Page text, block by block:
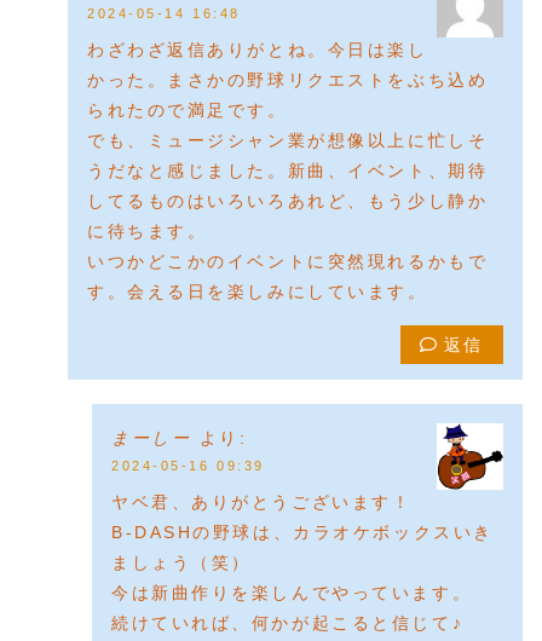
2024-05-14 16:48
わざわざ返信ありがとね。今日は楽し
かった。まさかの野球リクエストをぶち込め
られたので満足です。
でも、ミュージシャン業が想像以上に忙しそ
うだなと感じました。新曲、イベント、期待
してるものはいろいろあれど、もう少し静か
に待ちます。
いつかどこかのイベントに突然現れるかもで
す。会える日を楽しみにしています。
返信
まーしー より:
2024-05-16 09:39
ヤベ君、ありがとうございます！
B-DASHの野球は、カラオケボックスいき
ましょう（笑）
今は新曲作りを楽しんでやっています。
続けていれば、何かが起こると信じて♪